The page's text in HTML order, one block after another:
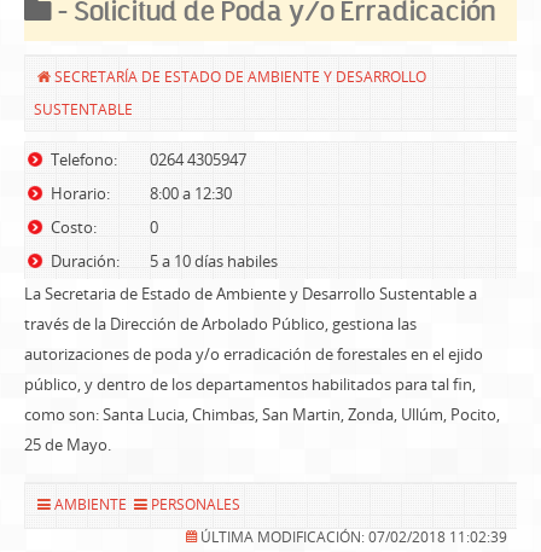
- Solicitud de Poda y/o Erradicación
SECRETARÍA DE ESTADO DE AMBIENTE Y DESARROLLO
SUSTENTABLE
Telefono:
Horario:
Costo:
Duración:
0264 4305947
8:00 a 12:30
0
5 a 10 días habiles
La Secretaria de Estado de Ambiente y Desarrollo Sustentable a
través de la Dirección de Arbolado Público, gestiona las
autorizaciones de poda y/o erradicación de forestales en el ejido
público, y dentro de los departamentos habilitados para tal fin,
como son: Santa Lucia, Chimbas, San Martin, Zonda, Ullúm, Pocito,
25 de Mayo.
AMBIENTE
PERSONALES
ÚLTIMA MODIFICACIÓN: 07/02/2018 11:02:39